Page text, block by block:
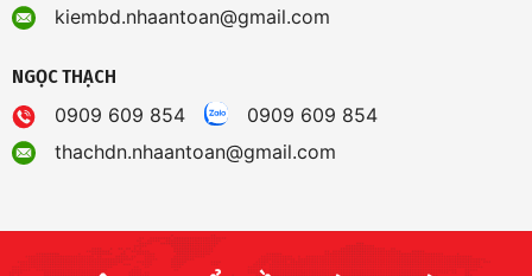
kiembd.nhaantoan@gmail.com
NGỌC THẠCH
0909 609 854
0909 609 854
thachdn.nhaantoan@gmail.com